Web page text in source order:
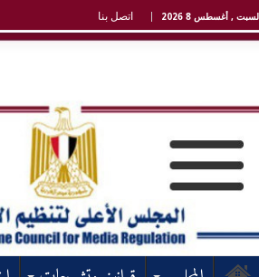
السبت , أغسطس 8 2026 اتصل بنا